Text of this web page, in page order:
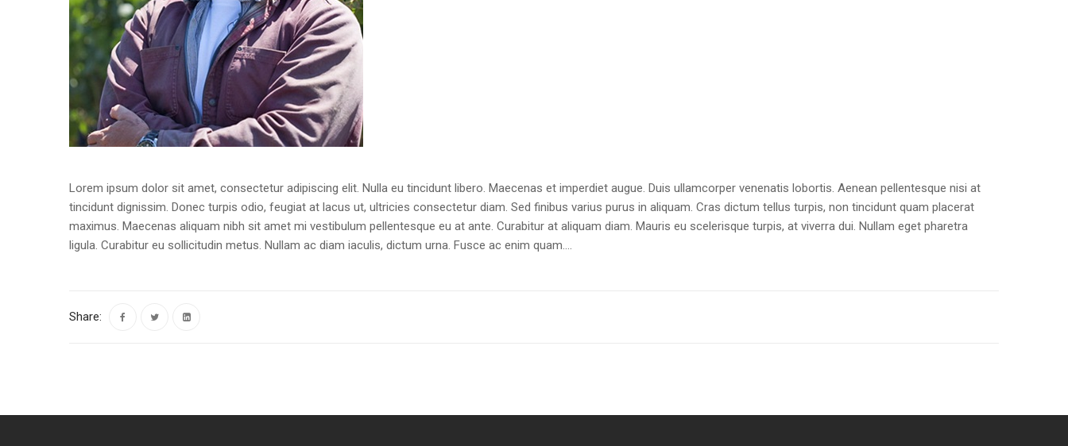
Lorem ipsum dolor sit amet, consectetur adipiscing elit. Nulla eu tincidunt libero. Maecenas et imperdiet augue. Duis ullamcorper venenatis lobortis. Aenean pellentesque nisi at
tincidunt dignissim. Donec turpis odio, feugiat at lacus ut, ultricies consectetur diam. Sed finibus varius purus in aliquam. Cras dictum tellus turpis, non tincidunt quam placerat
maximus. Maecenas aliquam nibh sit amet mi vestibulum pellentesque eu at ante. Curabitur at aliquam diam. Mauris eu scelerisque turpis, at viverra dui. Nullam eget pharetra
ligula. Curabitur eu sollicitudin metus. Nullam ac diam iaculis, dictum urna. Fusce ac enim quam….
Share: